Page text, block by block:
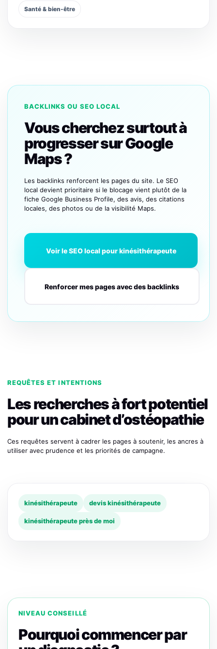
Santé & bien-être
BACKLINKS OU SEO LOCAL
Vous cherchez surtout à
progresser sur Google
Maps ?
Les backlinks renforcent les pages du site. Le SEO
local devient prioritaire si le blocage vient plutôt de la
fiche Google Business Profile, des avis, des citations
locales, des photos ou de la visibilité Maps.
Voir le SEO local pour kinésithérapeute
Renforcer mes pages avec des backlinks
REQUÊTES ET INTENTIONS
Les recherches à fort potentiel
pour un cabinet d’ostéopathie
Ces requêtes servent à cadrer les pages à soutenir, les ancres à
utiliser avec prudence et les priorités de campagne.
kinésithérapeute devis kinésithérapeute
kinésithérapeute près de moi
NIVEAU CONSEILLÉ
Pourquoi commencer par